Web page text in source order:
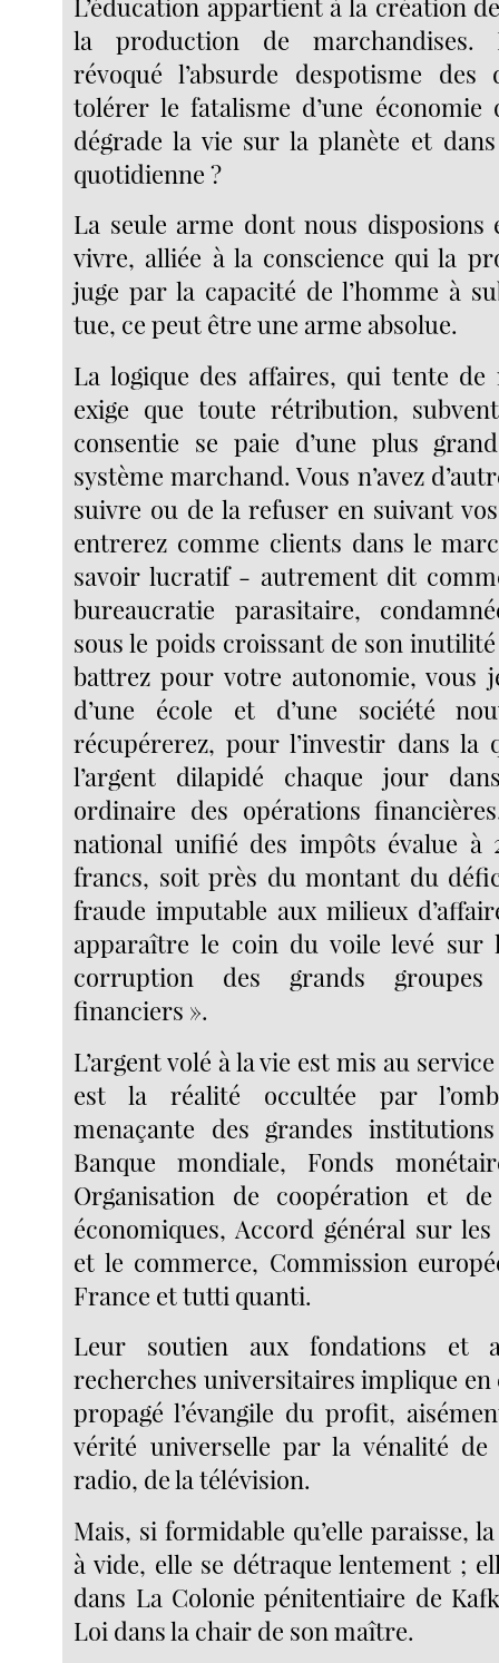
la production de marchandises.
révoqué l’absurde despotisme
tolérer le fatalisme d’une
dégrade la vie sur la planète et
quotidienne ?
La seule arme dont nous disposions
vivre, alliée à la conscience qui la
juge par la capacité de l’homme à
tue, ce peut être une arme absolue.
La logique des affaires, qui tente de
exige que toute rétribution,
consentie se paie d’une plus
système marchand. Vous n’avez
suivre ou de la refuser en suivant
entrerez comme clients dans le
savoir lucratif - autrement dit
bureaucratie parasitaire,
sous le poids croissant de son
battrez pour votre autonomie, vous
d’une école et d’une société
récupérerez, pour l’investir dans la
l’argent dilapidé chaque jour
ordinaire des opérations
national unifié des impôts évalue à
francs, soit près du montant du
fraude imputable aux milieux
apparaître le coin du voile levé sur
corruption des grands
financiers ».
L’argent volé à la vie est mis au
est la réalité occultée par
menaçante des grandes
Banque mondiale, Fonds
Organisation de coopération et de
économiques, Accord général sur
et le commerce, Commission
France et tutti quanti.
Leur soutien aux fondations et
recherches universitaires implique en
propagé l’évangile du profit,
vérité universelle par la vénalité
radio, de la télévision.
Mais, si formidable qu’elle paraisse,
à vide, elle se détraque lentement ;
dans La Colonie pénitentiaire de
Loi dans la chair de son maître.